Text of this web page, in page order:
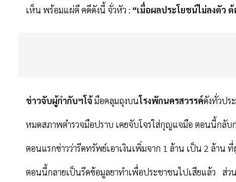
เห็น พร้อมแผ่ตี คดีดังนี้ จั่วหัว : “เมื่อผลประโยชน์ไม่ลงตัว
ข่าวจับผู้กำกับฯโจ้มือคลุมถุงบนโรงพักนครสวรรค์ดังทั่วปร
หมดสภาพตำรวจมือปราบ เคยจับโจรใส่กุญแจมือ ตอนนี้กลั
ตอนแรกข่าวว่ารีดทรัพย์เอาเงินเพิ่มจาก 1 ล้าน เป็น 2 ล้าน
ตอนนี้กลายเป็นรีดข้อมูลยาทำเพื่อประชาชนไปเสียแล้ว ส่ว